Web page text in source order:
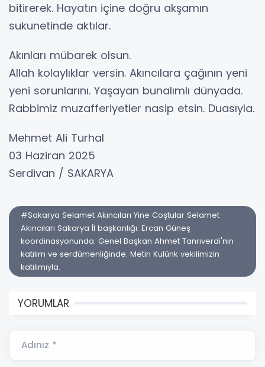
bitirerek. Hayatın içine doğru akşamın
sukunetinde aktılar.
Akınları mübarek olsun.
Allah kolaylıklar versin. Akıncılara çağının yeni
yeni sorunlarını. Yaşayan bunalımlı dünyada.
Rabbimiz muzafferiyetler nasip etsin. Duasıyla.
Mehmet Ali Turhal
03 Haziran 2025
Serdivan / SAKARYA
#Sakarya Selamet Akıncıları Yine Coştular Selamet
Akıncıları Sakarya İl başkanlığı. Ercan Güneş
koordinasyonunda. Genel Başkan Ahmet Tanrıverdi'nin
katılım ve serdümenliğinde. Metin Kulünk vekilimizin
katılımıyla.
YORUMLAR
Adınız *